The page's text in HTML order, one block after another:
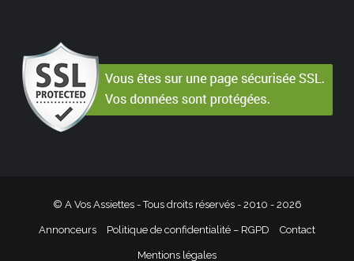
© A Vos Assiettes - Tous droits réservés - 2010 - 2026
Annonceurs Politique de confidentialité – RGPD Contact
Mentions légales